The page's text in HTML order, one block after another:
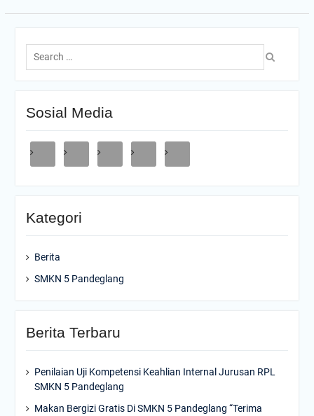
Search
for:
Sosial Media
Kategori
Berita
SMKN 5 Pandeglang
Berita Terbaru
Penilaian Uji Kompetensi Keahlian Internal Jurusan RPL
SMKN 5 Pandeglang
Makan Bergizi Gratis Di SMKN 5 Pandeglang “Terima